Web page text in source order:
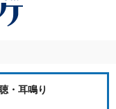
・耳鳴り